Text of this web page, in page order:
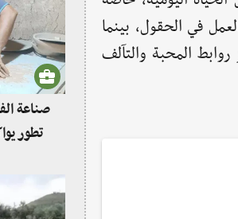
في الحقول، بينما
المحبة والتآلف
صناعة
تطور